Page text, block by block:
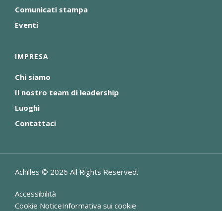
Comunicati stampa
Eventi
IMPRESA
Chi siamo
Il nostro team di leadership
Luoghi
Contattaci
Achilles © 2026 All Rights Reserved.
Accessibilità
Cookie NoticeInformativa sui cookie